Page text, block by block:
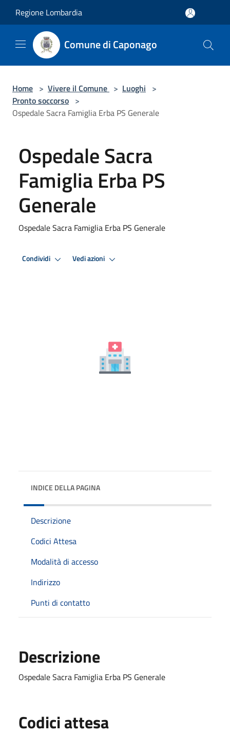
Regione Lombardia
Comune di Caponago
Home > Vivere il Comune > Luoghi >
Pronto soccorso >
Ospedale Sacra Famiglia Erba PS Generale
Ospedale Sacra
Famiglia Erba PS
Generale
Ospedale Sacra Famiglia Erba PS Generale
Condividi Vedi azioni
INDICE DELLA PAGINA
Descrizione
Codici Attesa
Modalità di accesso
Indirizzo
Punti di contatto
Descrizione
Ospedale Sacra Famiglia Erba PS Generale
Codici attesa